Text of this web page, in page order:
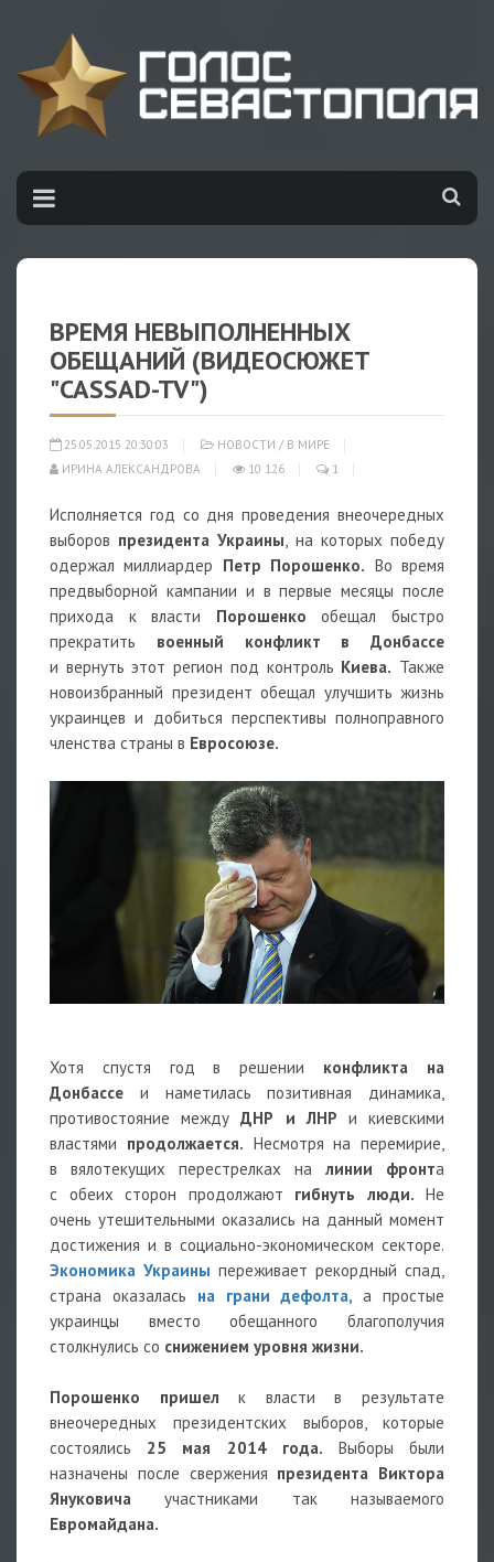
ВРЕМЯ НЕВЫПОЛНЕННЫХ
ОБЕЩАНИЙ (ВИДЕОСЮЖЕТ
"CASSAD-TV")
25.05.2015 20:30:03 НОВОСТИ / В МИРЕ
ИРИНА АЛЕКСАНДРОВА
10 126 1
Исполняется год cо дня проведения внеочередных
выборов президента Украины, на которых победу
одержал миллиардер Петр Порошенко. Во время
предвыборной кампании и в первые месяцы после
прихода к власти Порошенко обещал быстро
прекратить военный конфликт в Донбассе
и вернуть этот регион под контроль Киева. Также
новоизбранный президент обещал улучшить жизнь
украинцев и добиться перспективы полноправного
членства страны в Евросоюзе.
Хотя спустя год в решении конфликта на
Донбассе и наметилась позитивная динамика,
противостояние междуДНР и ЛНР и киевскими
властями продолжается. Несмотря на перемирие,
в вялотекущих перестрелках на линии фронта
с обеих сторон продолжают гибнуть люди. Не
очень утешительными оказались на данный момент
достижения и в социально-экономическом секторе.
Экономика Украины переживает рекордный спад,
страна оказалась на грани дефолта, а простые
украинцы вместо обещанного благополучия
столкнулись со снижением уровня жизни.
Порошенко пришел к власти в результате
внеочередных президентских выборов, которые
состоялись 25 мая 2014 года. Выборы были
назначены после свержения президента Виктора
Януковича участниками так называемого
Евромайдана.